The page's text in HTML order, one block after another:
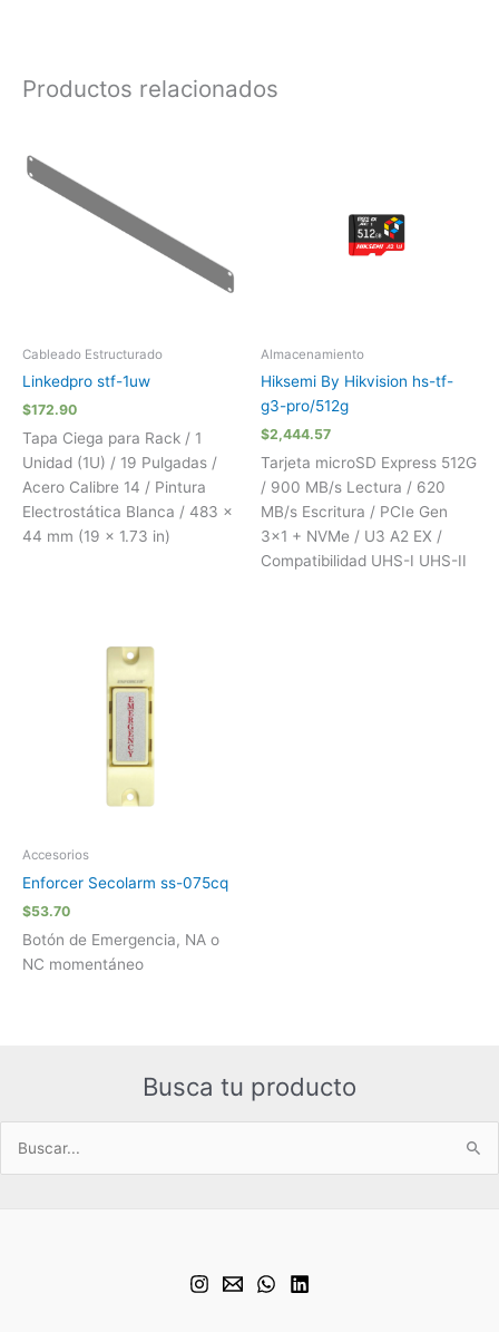
Productos relacionados
Cableado Estructurado
Linkedpro stf-1uw
$172.90
Tapa Ciega para Rack / 1
Unidad (1U) / 19 Pulgadas /
Acero Calibre 14 / Pintura
Electrostática Blanca / 483 x
44 mm (19 x 1.73 in)
Almacenamiento
Hiksemi By Hikvision hs-tf-
g3-pro/512g
$2,444.57
Tarjeta microSD Express 512G
/ 900 MB/s Lectura / 620
MB/s Escritura / PCIe Gen
3×1 + NVMe / U3 A2 EX /
Compatibilidad UHS-I UHS-II
Accesorios
Enforcer Secolarm ss-075cq
$53.70
Botón de Emergencia, NA o
NC momentáneo
Busca tu producto
Buscar
por: